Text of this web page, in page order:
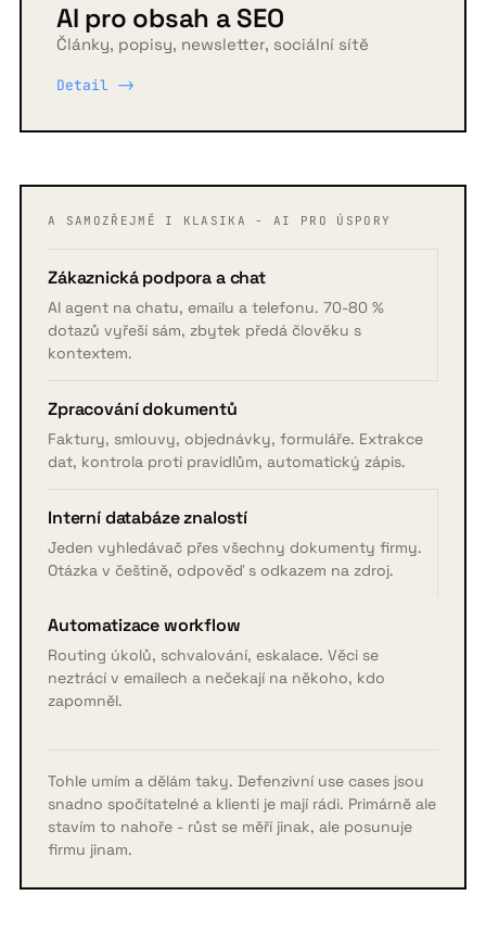
AI pro obsah a SEO
Články, popisy, newsletter, sociální sítě
Detail ->
A SAMOZŘEJMĚ I KLASIKA - AI PRO ÚSPORY
Zákaznická podpora a chat
AI agent na chatu, emailu a telefonu. 70-80 %
dotazů vyřeší sám, zbytek předá člověku s
kontextem.
Zpracování dokumentů
Faktury, smlouvy, objednávky, formuláře. Extrakce
dat, kontrola proti pravidlům, automatický zápis.
Interní databáze znalostí
Jeden vyhledávač přes všechny dokumenty firmy.
Otázka v češtině, odpověď s odkazem na zdroj.
Automatizace workflow
Routing úkolů, schvalování, eskalace. Věci se
neztrácí v emailech a nečekají na někoho, kdo
zapomněl.
Tohle umím a dělám taky. Defenzivní use cases jsou
snadno spočítatelné a klienti je mají rádi. Primárně ale
stavím to nahoře - růst se měří jinak, ale posunuje
firmu jinam.